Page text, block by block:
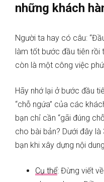
những khách
Người ta hay có câu:
làm tốt bước đầu tiên rồi
còn là một công việc
Hãy nhớ lại ở bước đầu
“chỗ ngứa” của các
bạn chỉ cần “gãi đúng
cho bài bản? Dưới đây
bạn khi xây dựng nội
Cụ thể: Đừng viết